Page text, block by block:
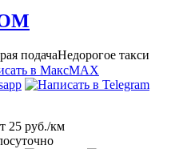
подачаНедорогое такси
MAX
25 руб./км